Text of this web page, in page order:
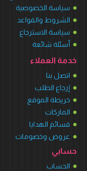
سياسة الخصوصية
الشروط والقواعد
سياسة الاسترجاع
أسئلة شائعة
خدمة العملاء
اتصل بنا
إرجاع الطلب
خريطة الموقع
الماركات
قسائم الهدايا
عروض وخصومات
حسابي
الحساب